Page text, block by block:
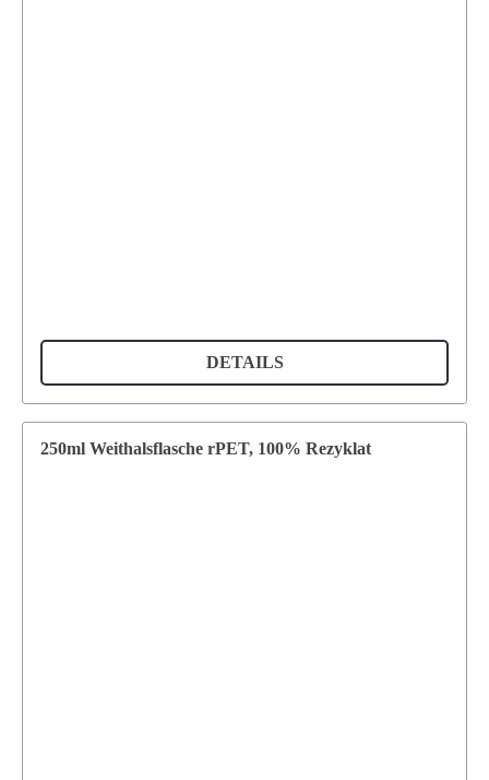
DETAILS
250ml Weithalsflasche rPET, 100% Rezyklat